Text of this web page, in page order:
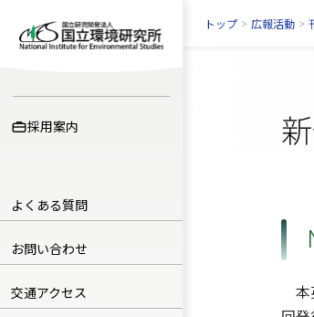
採用案内
よくある質問
お問い合わせ
交通アクセス
トップ > 広報活動 >
本